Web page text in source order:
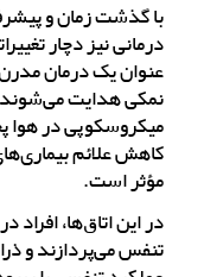
با گذشت زمان و
درمانی نیز دچار
عنوان یک درمان
نمکی هدایت
میکروسکوپی در هوا
کاهش علائم
مؤثر است.
در این اتاق‌ها، افراد
تنفس می‌پردازند و